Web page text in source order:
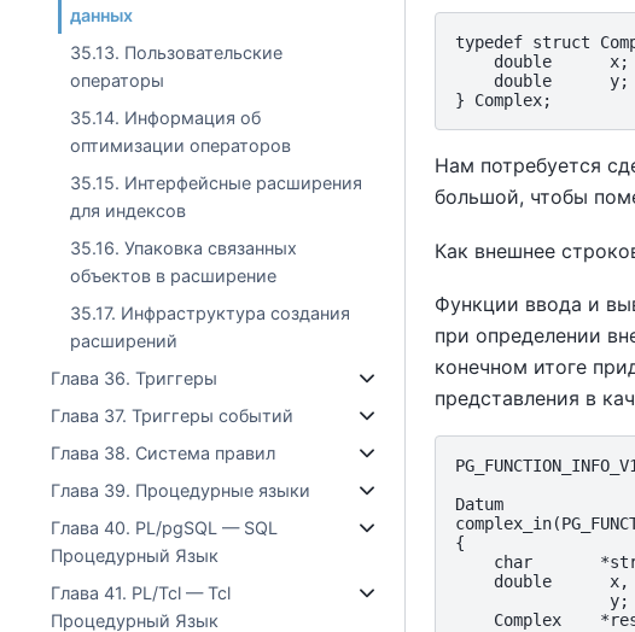
данных
35.13. Пользовательские
операторы
35.14. Информация об
оптимизации операторов
35.15. Интерфейсные расширения
для индексов
35.16. Упаковка связанных
объектов в расширение
35.17. Инфраструктура создания
расширений
Глава 36. Триггеры
Глава 37. Триггеры событий
Глава 38. Система правил
Глава 39. Процедурные языки
Глава 40. PL/pgSQL — SQL
Процедурный Язык
Глава 41. PL/Tcl — Tcl
Процедурный Язык
typedef struct
    double      x;
    double      y;
Нам потребуется
большой, чтобы
Как внешнее
Функции ввода и
при определении
конечном итоге
представления в
Datum
{
char
    double      x,
                y;
Complex